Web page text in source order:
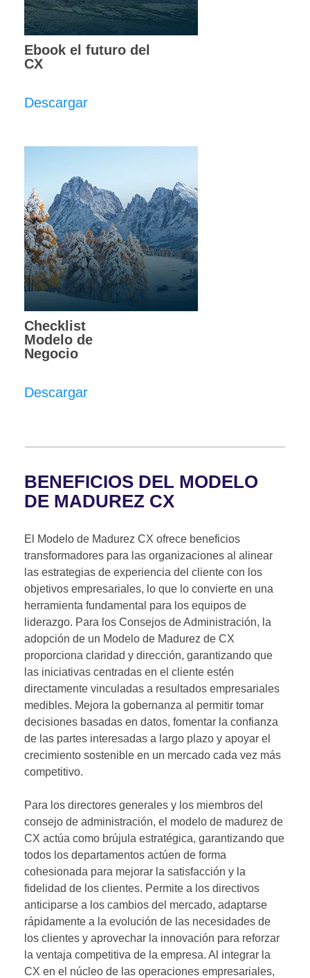
Ebook el futuro del
CX
Descargar
Checklist
Modelo de
Negocio
Descargar
BENEFICIOS DEL MODELO
DE MADUREZ CX
El Modelo de Madurez CX ofrece beneficios
transformadores para las organizaciones al alinear
las estrategias de experiencia del cliente con los
objetivos empresariales, lo que lo convierte en una
herramienta fundamental para los equipos de
liderazgo. Para los Consejos de Administración, la
adopción de un Modelo de Madurez de CX
proporciona claridad y dirección, garantizando que
las iniciativas centradas en el cliente estén
directamente vinculadas a resultados empresariales
medibles. Mejora la gobernanza al permitir tomar
decisiones basadas en datos, fomentar la confianza
de las partes interesadas a largo plazo y apoyar el
crecimiento sostenible en un mercado cada vez más
competitivo.
Para los directores generales y los miembros del
consejo de administración, el modelo de madurez de
CX actúa como brújula estratégica, garantizando que
todos los departamentos actúen de forma
cohesionada para mejorar la satisfacción y la
fidelidad de los clientes. Permite a los directivos
anticiparse a los cambios del mercado, adaptarse
rápidamente a la evolución de las necesidades de
los clientes y aprovechar la innovación para reforzar
la ventaja competitiva de la empresa. Al integrar la
CX en el núcleo de las operaciones empresariales,